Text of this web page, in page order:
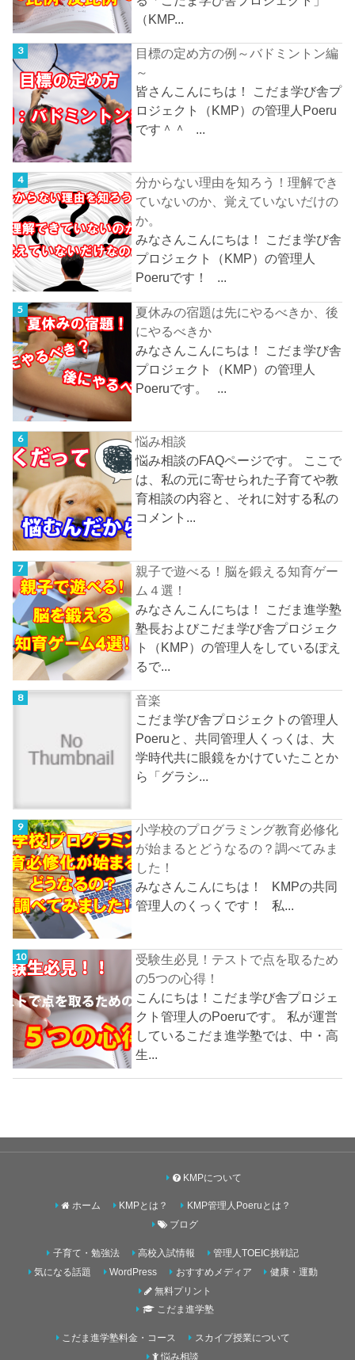
（KMP...
目標の定め方の例～バドミントン編
～
皆さんこんにちは！ こだま学び舎プ
ロジェクト（KMP）の管理人Poeru
です＾＾ ...
分からない理由を知ろう！理解でき
ていないのか、覚えていないだけの
か。
みなさんこんにちは！ こだま学び舎
プロジェクト（KMP）の管理人
Poeruです！ ...
夏休みの宿題は先にやるべきか、後
にやるべきか
みなさんこんにちは！ こだま学び舎
プロジェクト（KMP）の管理人
Poeruです。 ...
悩み相談
悩み相談のFAQページです。 ここで
は、私の元に寄せられた子育てや教
育相談の内容と、それに対する私の
コメント...
親子で遊べる！脳を鍛える知育ゲー
ム４選！
みなさんこんにちは！ こだま進学塾
塾長およびこだま学び舎プロジェク
ト（KMP）の管理人をしているぽえ
るで...
音楽
こだま学び舎プロジェクトの管理人
Poeruと、共同管理人くっくは、大
学時代共に眼鏡をかけていたことか
ら「グラシ...
小学校のプログラミング教育必修化
が始まるとどうなるの？調べてみま
した！
みなさんこんにちは！ KMPの共同
管理人のくっくです！ 私...
受験生必見！テストで点を取るため
の5つの心得！
こんにちは！こだま学び舎プロジェ
クト管理人のPoeruです。 私が運営
しているこだま進学塾では、中・高
生...
ホーム
KMPについて
KMPとは？
KMP管理人Poeruとは？
ブログ
子育て・勉強法 高校入試情報
管理人TOEIC挑戦記
気になる話題
WordPress おすすめメディア
健康・運動
無料プリント
こだま進学塾
こだま進学塾料金・コース
スカイプ授業について
悩み相談